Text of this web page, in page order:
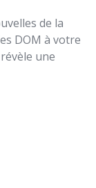
de la
DOM à votre
une